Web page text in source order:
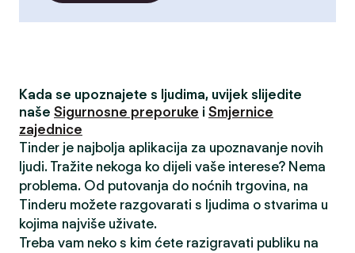
Kada se upoznajete s ljudima, uvijek slijedite
naše Sigurnosne preporuke i Smjernice
zajednice
Tinder je najbolja aplikacija za upoznavanje novih
ljudi. Tražite nekoga ko dijeli vaše interese? Nema
problema. Od putovanja do noćnih trgovina, na
Tinderu možete razgovarati s ljudima o stvarima u
kojima najviše uživate.
Treba vam neko s kim ćete razigravati publiku na